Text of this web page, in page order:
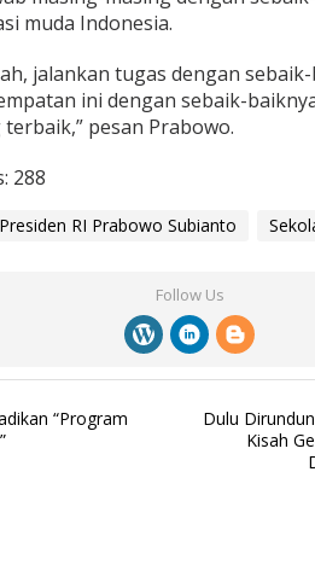
muda Indonesia.
jalankan tugas dengan
ini dengan sebaik-
pesan Prabowo.
288
Presiden RI Prabowo Subianto
Follow Us
“Program
Dulu
Kisah